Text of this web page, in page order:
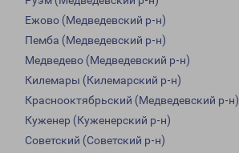
Ежово (Медведевский р-н)
Пемба (Медведевский р-н)
Медведево (Медведевский р-н)
Килемары (Килемарский р-н)
Краснооктябрьский (Медведевский р-н)
Куженер (Куженерский р-н)
Советский (Советский р-н)